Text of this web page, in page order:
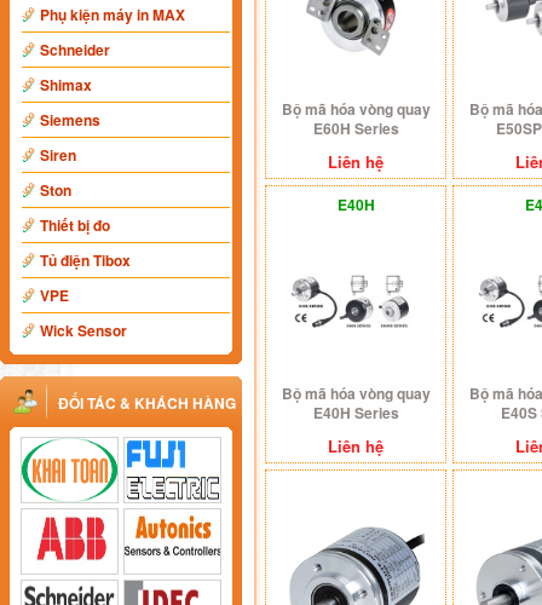
Phụ kiện máy in MAX
Schneider
Shimax
Siemens
Siren
Ston
Thiết bị đo
Tủ điện Tibox
VPE
Wick Sensor
ĐỐI TÁC & KHÁCH HÀNG
Bộ mã hóa vòng quay
E60H Series
Liên hệ
Bộ mã
E40H
Bộ mã hóa vòng quay
E40H Series
Liên hệ
Bộ mã